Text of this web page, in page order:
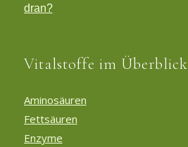
dran?
Vitalstoffe im Überblick
Aminosäuren
Fettsäuren
Enzyme